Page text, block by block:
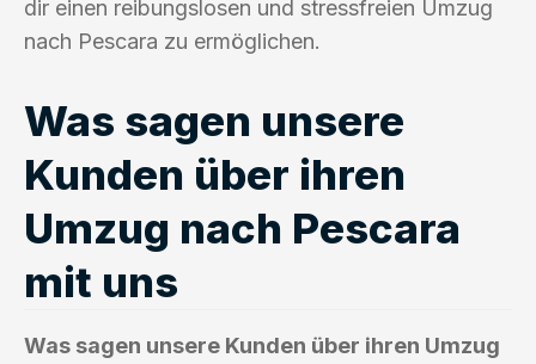
dir einen reibungslosen und stressfreien Umzug
nach Pescara zu ermöglichen.
Was sagen unsere
Kunden über ihren
Umzug nach Pescara
mit uns
Was sagen unsere Kunden über ihren Umzug